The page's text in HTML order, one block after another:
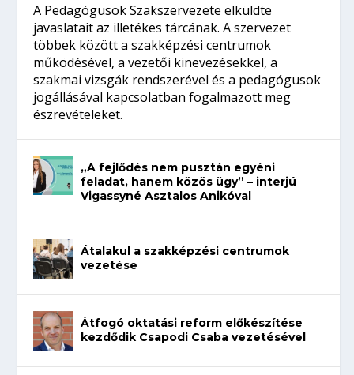
A Pedagógusok Szakszervezete elküldte
javaslatait az illetékes tárcának. A szervezet
többek között a szakképzési centrumok
működésével, a vezetői kinevezésekkel, a
szakmai vizsgák rendszerével és a pedagógusok
jogállásával kapcsolatban fogalmazott meg
észrevételeket.
„A fejlődés nem pusztán egyéni
feladat, hanem közös ügy” – interjú
Vigassyné Asztalos Anikóval
Átalakul a szakképzési centrumok
vezetése
Átfogó oktatási reform előkészítése
kezdődik Csapodi Csaba vezetésével